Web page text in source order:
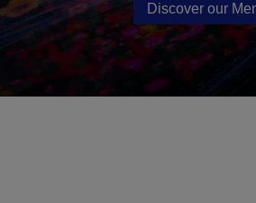
Discover our